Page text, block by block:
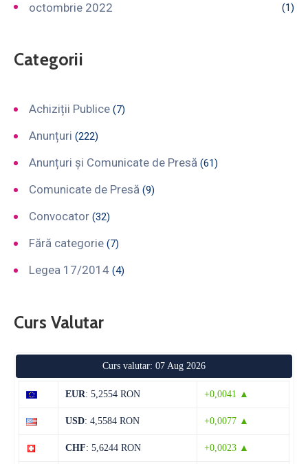
octombrie 2022 (1)
Categorii
Achiziții Publice (7)
Anunțuri (222)
Anunțuri și Comunicate de Presă (61)
Comunicate de Presă (9)
Convocator (32)
Fără categorie (7)
Legea 17/2014 (4)
Curs Valutar
Curs valutar: 07 Aug 2026
EUR: 5,2554 RON +0,0041 ▲
USD: 4,5584 RON +0,0077 ▲
CHF: 5,6244 RON +0,0023 ▲